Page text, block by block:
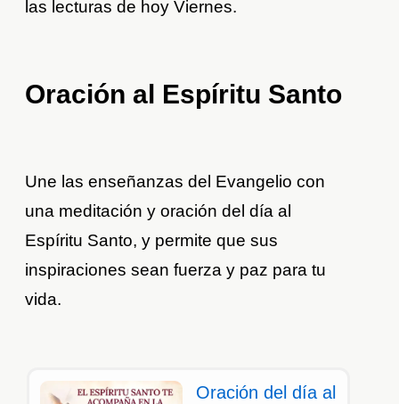
las lecturas de hoy Viernes.
Oración al Espíritu Santo
Une las enseñanzas del Evangelio con
una meditación y oración del día al
Espíritu Santo, y permite que sus
inspiraciones sean fuerza y paz para tu
vida.
Oración del día al